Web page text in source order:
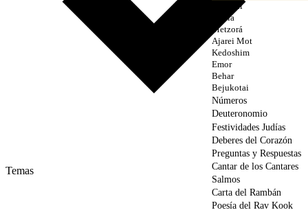
Temas
Sheminí
Tazría
Metzorá
Ajarei Mot
Kedoshim
Emor
Behar
Bejukotai
Números
Deuteronomio
Festividades Judías
Deberes del Corazón
Preguntas y Respuestas
Cantar de los Cantares
Salmos
Carta del Rambán
Poesía del Rav Kook